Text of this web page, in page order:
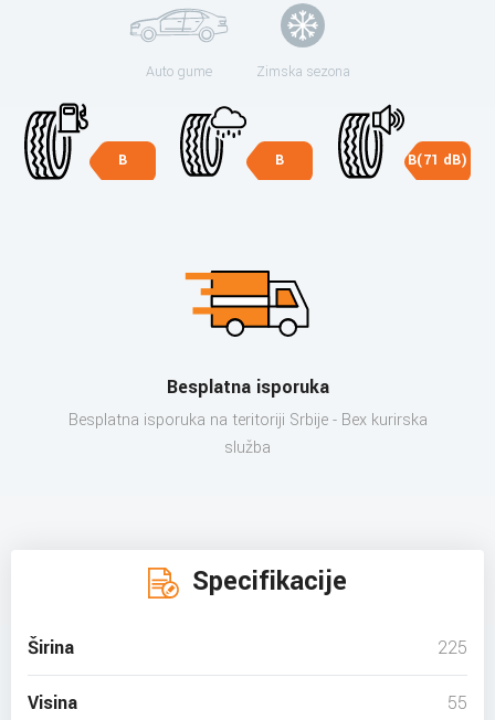
Auto gume Zimska sezona
B B B(71 dB)
Besplatna isporuka
Besplatna isporuka na teritoriji Srbije - Bex kurirska
služba
Specifikacije
Širina 225
Visina 55